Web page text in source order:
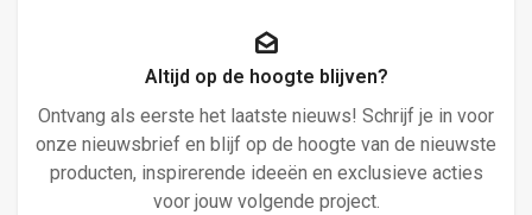
Altijd op de hoogte blijven?
Ontvang als eerste het laatste nieuws! Schrijf je in voor
onze nieuwsbrief en blijf op de hoogte van de nieuwste
producten, inspirerende ideeën en exclusieve acties
voor jouw volgende project.